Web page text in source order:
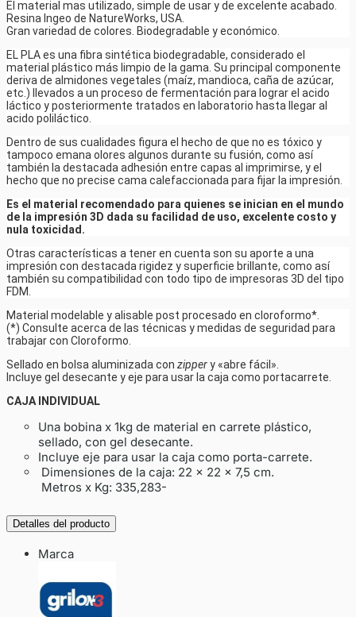
El material mas utilizado, simple de usar y de excelente acabado.
Resina Ingeo de NatureWorks, USA.
Gran variedad de colores. Biodegradable y económico.
EL PLA es una fibra sintética biodegradable, considerado el
material plástico más limpio de la gama. Su principal componente
deriva de almidones vegetales (maíz, mandioca, caña de azúcar,
etc.) llevados a un proceso de fermentación para lograr el acido
láctico y posteriormente tratados en laboratorio hasta llegar al
acido poliláctico.
Dentro de sus cualidades figura el hecho de que no es tóxico y
tampoco emana olores algunos durante su fusión, como así
también la destacada adhesión entre capas al imprimirse, y el
hecho que no precise cama calefaccionada para fijar la impresión.
Es el material recomendado para quienes se inician en el mundo
de la impresión 3D dada su facilidad de uso, excelente costo y
nula toxicidad.
Otras características a tener en cuenta son su aporte a una
impresión con destacada rigidez y superficie brillante, como así
también su compatibilidad con todo tipo de impresoras 3D del tipo
FDM.
Material modelable y alisable post procesado en cloroformo*.
(*) Consulte acerca de las técnicas y medidas de seguridad para
trabajar con Cloroformo.
Sellado en bolsa aluminizada con zippery «abre fácil».
Incluye gel desecante y eje para usar la caja como portacarrete.
CAJA INDIVIDUAL
Una bobina x 1kg de material en carrete plástico,
sellado, con gel desecante.
Incluye eje para usar la caja como porta-carrete.
Dimensiones de la caja: 22 x 22 x 7,5 cm.
Metros x Kg: 335,283-
Detalles del producto
Marca